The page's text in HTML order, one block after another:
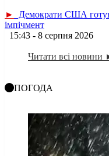
►
Демократи США
імпічмент
15:43 - 8 серпня 2026
Читати всі новини
ПОГОДА